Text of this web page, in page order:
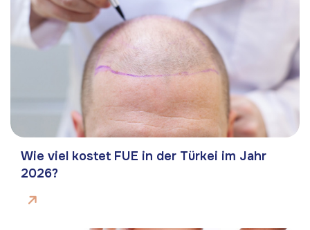
Wie viel kostet FUE in der Türkei im Jahr
2026?